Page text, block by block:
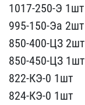
1017-2​50-Э 1шт
995-150-Эа 2шт
​850-400-ЦЗ 2шт
850-450-Ц​З 1шт
822-КЭ-0 1шт
824-К​Э-0 1шт